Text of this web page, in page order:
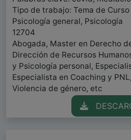
Tipo de trabajo: Tema de Curso
Psicología general, Psicología
12704
Abogada, Master en Derecho
Dirección de Recursos
y Psicología personal,
Especialista en Coaching y
Violencia de género, etc